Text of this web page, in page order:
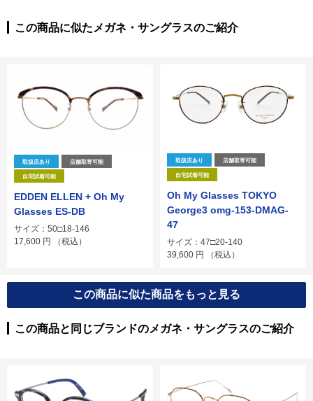
この商品に似たメガネ・サングラスのご紹介
取扱店あり 店舗取寄可能
自宅試着可能
EDDEN ELLEN + Oh My
Glasses ES-DB
サイズ：50□18-146
17,600 円 （税込）
取扱店あり 店舗取寄可能
自宅試着可能
Oh My Glasses TOKYO
George3 omg-153-DMAG-
47
サイズ：47□20-140
39,600 円 （税込）
この商品に似た商品をもっと見る
この商品と同じブランドのメガネ・サングラスのご紹介